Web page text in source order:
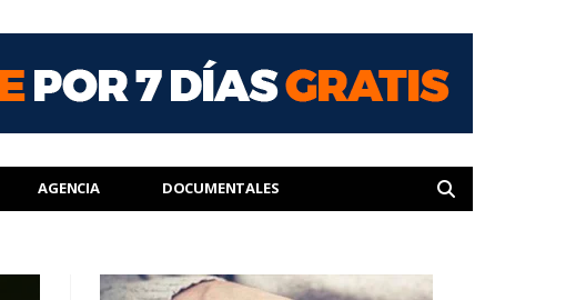
AGENCIA DOCUMENTALES